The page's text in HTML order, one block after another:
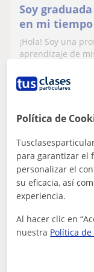
Soy
en mi
materias.
¡Hola! Soy una
aprendizaje de
ver más
FCE First
Política de
para garantizar el
personalizar el
su eficacia, así
experiencia.
Al hacer clic en
nuestra Política de